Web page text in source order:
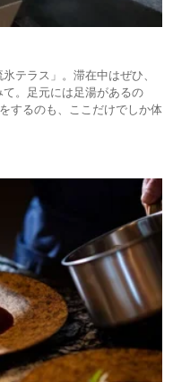
テラス」。滞在中はぜひ、
。足元には足湯があるの
するのも、ここだけでしか体